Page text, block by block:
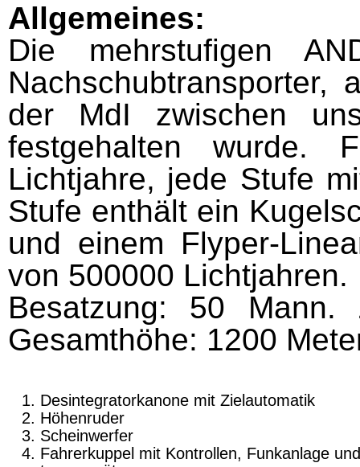
Allgemeines:
Die mehrstufigen
der MdI zwischen
festgehalten wurde.
Lichtjahre, jede Stufe
Stufe enthält ein
und einem Flyper-
von 500000 Lichtjahren.
Besatzung: 50
Gesamthöhe: 1200
Desintegratorkanone mit Zielautomatik
Höhenruder
Scheinwerfer
Fahrerkuppel mit Kontrollen, Funkanlage